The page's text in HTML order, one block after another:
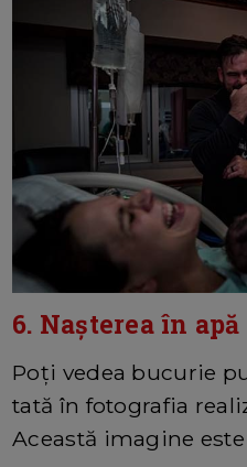
6. Nașterea în apă
Poți vedea bucurie
tată în fotografia
Această imagine